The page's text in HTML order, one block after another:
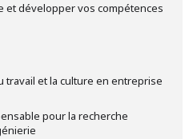
et développer vos compétences
travail et la culture en entreprise
pour la recherche